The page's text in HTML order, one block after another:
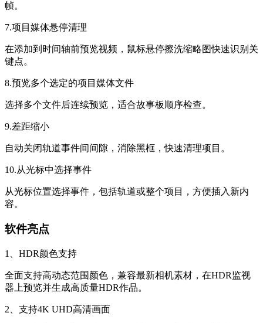
帧。
7.项目媒体悬停清理
在添加到时间轴前预览视频，鼠标悬停擦洗缩略图快速识别关
键点。
8.预览多个选定的项目媒体文件
选择多个文件后连续预览，适合故事板顺序检查。
9.差距缩小
自动关闭轨道事件间间隙，消除黑框，快速清理项目。
10.从光标中选择事件
从光标位置选择事件，包括轨道或整个项目，方便插入新内
容。
软件亮点
1、HDR颜色支持
全面支持高动态范围颜色，兼容最新相机素材，在HDR监视
器上预览并生成高质量HDR作品。
2、支持4K UHD高清画面